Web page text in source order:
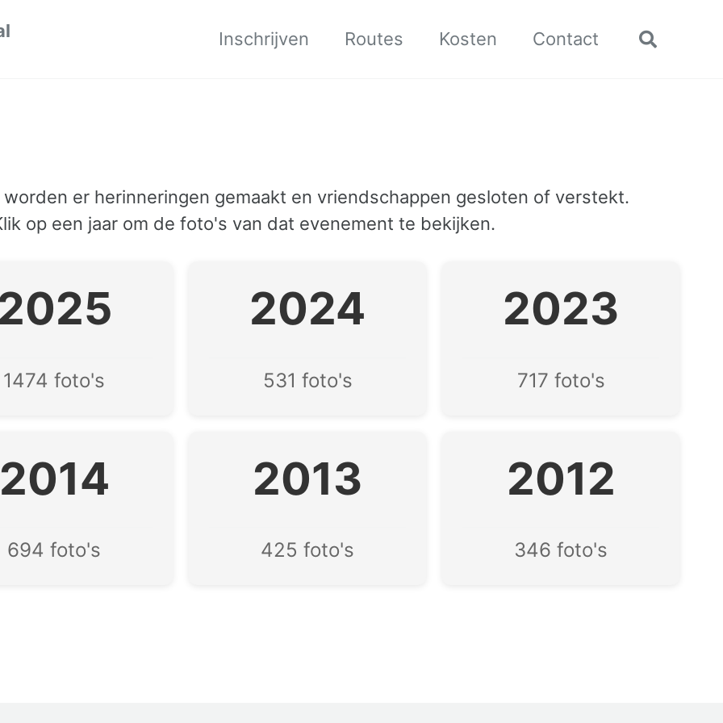
Inschrijven Routes Kosten Contact
Toggle
er herinneringen gemaakt en vriendschappen gesloten of verstekt.
op een jaar om de foto's van dat evenement te bekijken.
1474 foto's
2024
531 foto's
2023
717 foto's
694 foto's
2013
425 foto's
2012
346 foto's